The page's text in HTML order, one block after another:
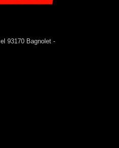
93170 Bagnolet -